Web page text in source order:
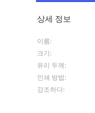
상세 정보
이름:
크기:
유리 두께:
인쇄 방법:
강조하다: